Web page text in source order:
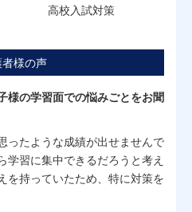
高校入試対策
様の声
様の学習面での悩みごとをお聞
ったような成績が出せませんで
学習に集中できるだろうと考え
を持っていたため、特に対策を